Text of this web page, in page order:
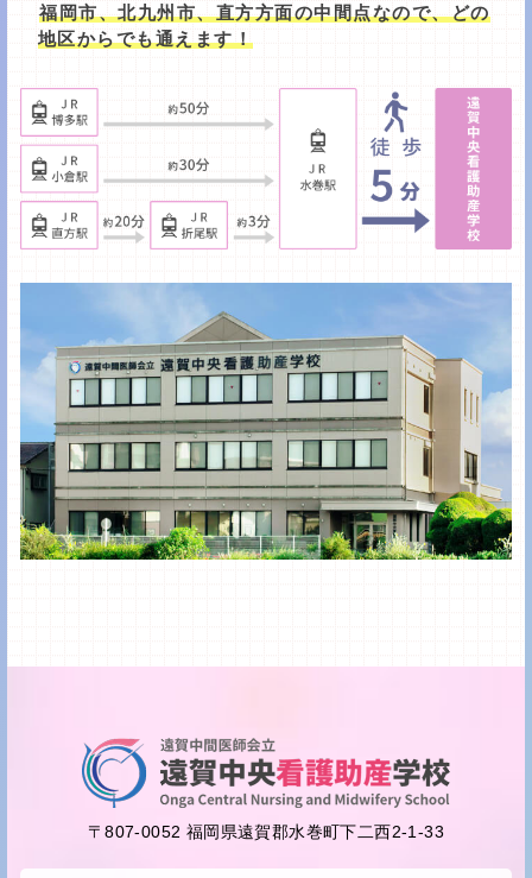
福岡市、北九州市、直方方面の中間点なので、どの
地区からでも通えます！
〒807-0052 福岡県遠賀郡水巻町下二西2-1-33